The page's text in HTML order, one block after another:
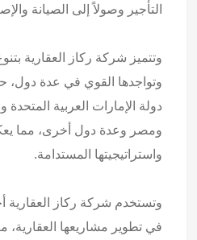
التأجير وصولاً إلى الصيانة
وتتميز شركة ركاز العقارية
وتواجدها القوي في عدة دول،
دولة الإمارات العربية المتحدة
ومصر وعدة دول أخرى، مما
واستراتيجيتها المستدامة.
وتستخدم شركة ركاز العقارية
في تطوير مشاريعها العقارية،